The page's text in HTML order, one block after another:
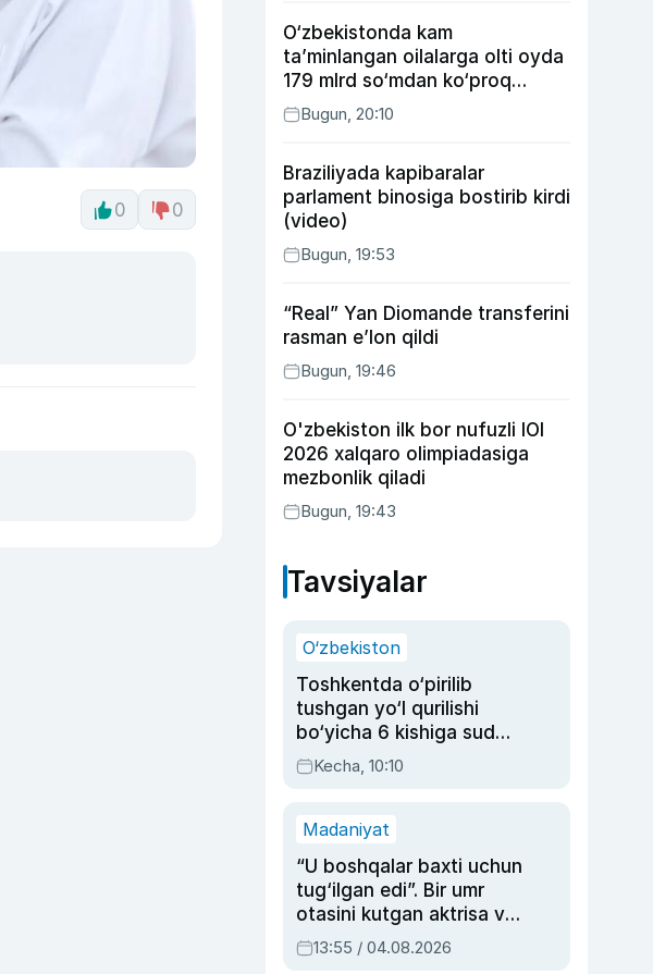
0 0
O‘zbekistonda kam
ta’minlangan oilalarga olti oyda
179 mlrd so‘mdan ko‘proq
ijtimoiy keshbek to‘lab berildi
Bugun, 20:10
Braziliyada kapibaralar
parlament binosiga bostirib kirdi
(video)
Bugun, 19:53
“Real” Yan Diomande transferini
rasman e’lon qildi
Bugun, 19:46
O'zbekiston ilk bor nufuzli IOI
2026 xalqaro olimpiadasiga
mezbonlik qiladi
Bugun, 19:43
Tavsiyalar
O‘zbekiston
Toshkentda o‘pirilib
tushgan yo‘l qurilishi
bo‘yicha 6 kishiga sud
hukmi o‘qildi
Kecha, 10:10
Madaniyat
“U boshqalar baxti uchun
tug‘ilgan edi”. Bir umr
otasini kutgan aktrisa va
dublyaj ustasi Rimma
Ahmedovaning
13:55 / 04.08.2026